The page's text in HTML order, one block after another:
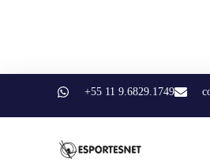
+55 11 9.6829.1749